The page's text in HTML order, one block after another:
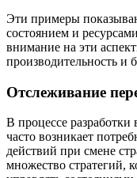
Эти примеры
состоянием и
внимание на эти
производительность и
Отслеживание
В процессе
часто возникает
действий при смене
множество стратегий,